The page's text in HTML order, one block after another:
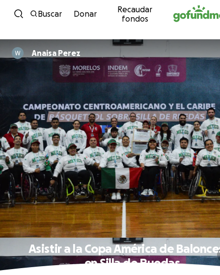
Ir al contenido
Buscar Donar
Recaudar
fondos
Anaisa Perez
Asistir a la Copa América de
en Silla de Ruedas